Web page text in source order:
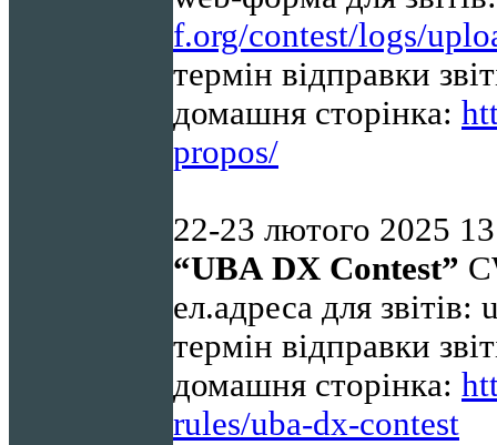
f.org/contest/logs/
термін відправки
домашня сторінка:
propos/
22-23 лютого 2025
“UBA DX Contest”
ел.адреса для звітів:
термін відправки
домашня сторінка:
rules/uba-dx-contest